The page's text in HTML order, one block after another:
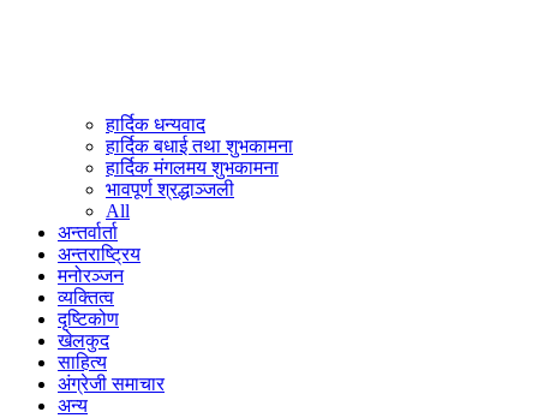
हार्दिक धन्यवाद
हार्दिक बधाई तथा शुभकामना
हार्दिक मंगलमय शुभकामना
भावपूर्ण श्रद्धाञ्जली
All
अन्तर्वार्ता
अन्तराष्ट्रिय
मनोरञ्जन
व्यक्तित्व
दृष्टिकोण
खेलकुद
साहित्य
अंग्रेजी समाचार
अन्य